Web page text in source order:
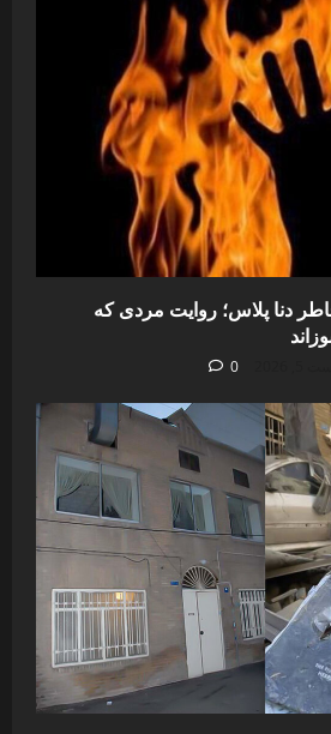
دنا پلاس؛ روایت مردی که
0